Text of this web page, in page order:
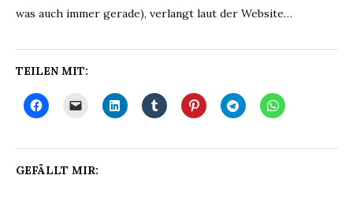
was auch immer gerade), verlangt laut der Website…
TEILEN MIT:
GEFÄLLT MIR: